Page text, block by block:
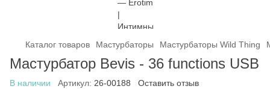
Каталог товаров Мастурбаторы Мастурбаторы Wild Thing
Мастурбатор Bevis - 36 functions USB
В наличии Артикул: 26-00188 Оставить отзыв